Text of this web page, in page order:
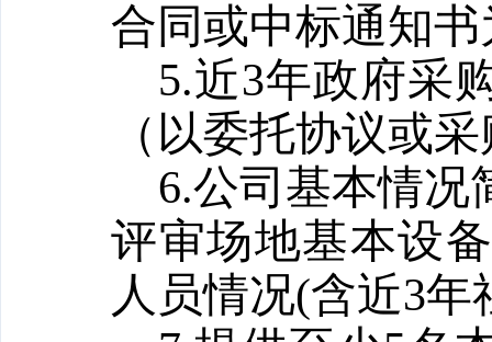
合同或中标通知
5.近3年政府采
（以委托协议或
6.公司基本情况
评审场地基本设
人员情况(含近3